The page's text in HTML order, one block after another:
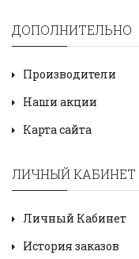
ДОПОЛНИТЕЛЬНО
Производители
Наши акции
Карта сайта
ЛИЧНЫЙ КАБИНЕТ
Личный Кабинет
История заказов